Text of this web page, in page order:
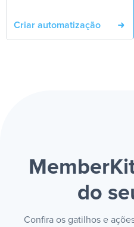
Criar automatização
do
Confira os gatilhos e